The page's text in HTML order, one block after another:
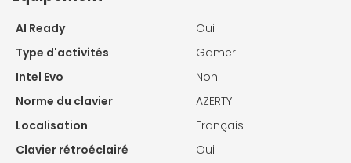
AI Ready
Oui
Type d'activités
Gamer
Intel Evo
Non
Norme du clavier
AZERTY
Localisation
Français
Clavier rétroéclairé
Oui